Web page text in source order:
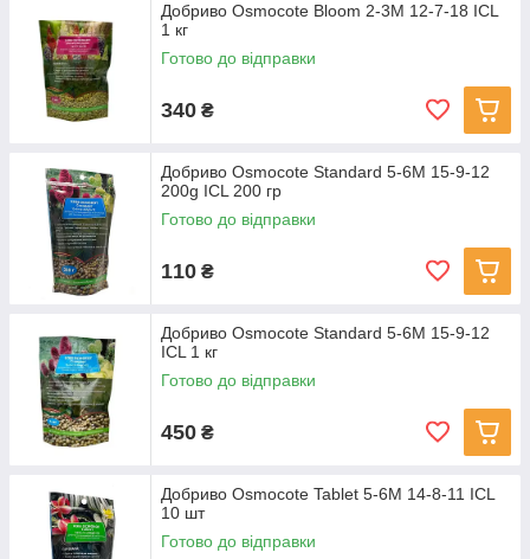
Добриво Osmocote Bloom 2-3M 12-7-18 ICL
1 кг
Готово до відправки
340 ₴
Добриво Osmocote Standard 5-6M 15-9-12
200g ICL 200 гр
Готово до відправки
110 ₴
Добриво Osmocote Standard 5-6M 15-9-12
ICL 1 кг
Готово до відправки
450 ₴
Добриво Osmocote Tablet 5-6M 14-8-11 ICL
10 шт
Готово до відправки